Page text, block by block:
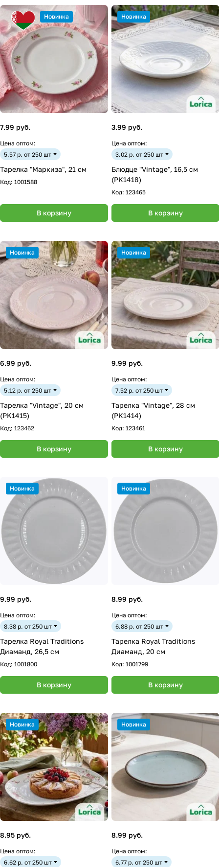
Новинка
7.99 руб.
Цена оптом:
5.57 р. от 250 шт
Тарелка "Маркиза", 21 см
Код: 1001588
В корзину
Новинка
3.99 руб.
Цена оптом:
3.02 р. от 250 шт
Блюдце "Vintage", 16,5 см
(PK1418)
Код: 123465
В корзину
Новинка
6.99 руб.
Цена оптом:
5.12 р. от 250 шт
Тарелка "Vintage", 20 см
(PK1415)
Код: 123462
В корзину
Новинка
9.99 руб.
Цена оптом:
7.52 р. от 250 шт
Тарелка "Vintage", 28 см
(PK1414)
Код: 123461
В корзину
Новинка
9.99 руб.
Цена оптом:
8.38 р. от 250 шт
Тарелка Royal Traditions
Диаманд, 26,5 см
Код: 1001800
В корзину
Новинка
8.99 руб.
Цена оптом:
6.88 р. от 250 шт
Тарелка Royal Traditions
Диаманд, 20 см
Код: 1001799
В корзину
Новинка
8.95 руб.
Цена оптом:
6.62 р. от 250 шт
Новинка
8.99 руб.
Цена оптом:
6.77 р. от 250 шт